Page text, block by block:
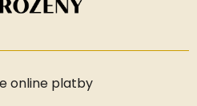
online platby